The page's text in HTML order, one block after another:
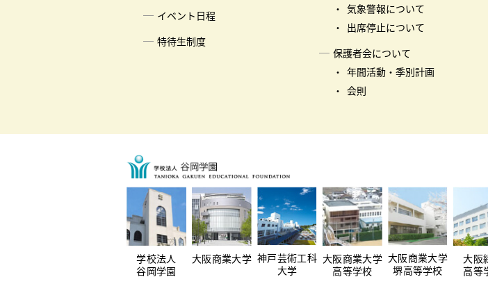
イベント日程
特待生制度
気象警報について
出席停止について
保護者会について
年間活動・季別計画
会則
学校法人
谷岡学園
大阪商業大学 神戸芸術工科
大学
大阪商業大学
高等学校
大阪商業大学
堺高等学校
大阪
高等